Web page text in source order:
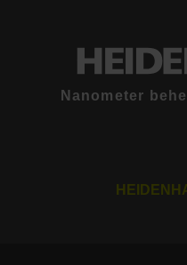
Nanometer